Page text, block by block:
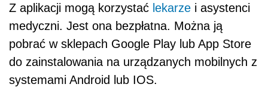
Z aplikacji mogą korzystać lekarze i asystenci
medyczni. Jest ona bezpłatna. Można ją
pobrać w sklepach Google Play lub App Store
do zainstalowania na urządzanych mobilnych z
systemami Android lub IOS.